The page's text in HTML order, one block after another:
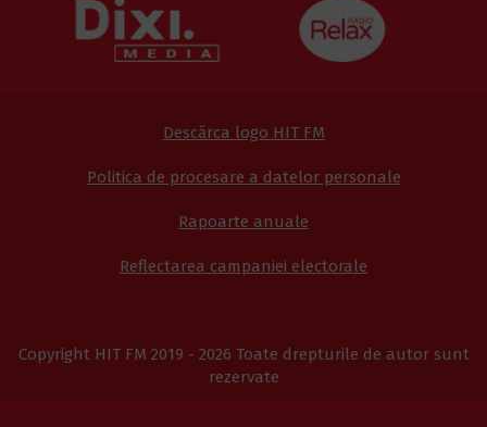
Copyright HIT FM 2019 - 2026 Toate drepturile de autor sunt
rezervate
Descărca logo HIT FM
Politica de procesare a datelor personale
Rapoarte anuale
Reflectarea campaniei electorale